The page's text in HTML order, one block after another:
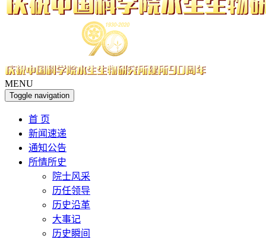
MENU
Toggle navigation
首 页
新闻速递
通知公告
所情所史
院士风采
历任领导
历史沿革
大事记
历史瞬间